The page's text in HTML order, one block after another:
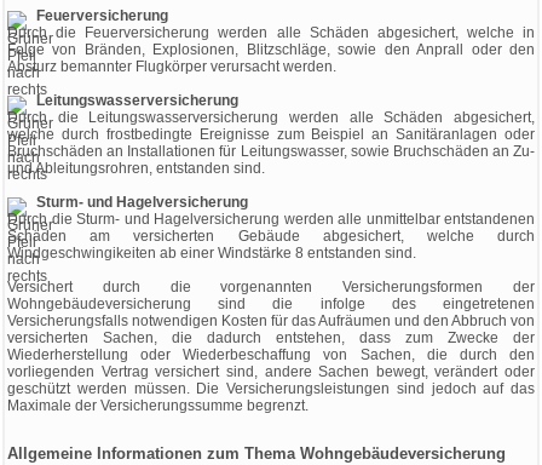
Feuerversicherung
Durch die Feuerversicherung werden alle Schäden abgesichert, welche in
Folge von Bränden, Explosionen, Blitzschläge, sowie den Anprall oder den
Absturz bemannter Flugkörper verursacht werden.
Leitungswasserversicherung
Durch die Leitungswasserversicherung werden alle Schäden abgesichert,
welche durch frostbedingte Ereignisse zum Beispiel an Sanitäranlagen oder
Bruchschäden an Installationen für Leitungswasser, sowie Bruchschäden an Zu-
und Ableitungsrohren, entstanden sind.
Sturm- und Hagelversicherung
Durch die Sturm- und Hagelversicherung werden alle unmittelbar entstandenen
Schäden am versicherten Gebäude abgesichert, welche durch
Windgeschwingikeiten ab einer Windstärke 8 entstanden sind.
Versichert durch die vorgenannten Versicherungsformen der
Wohngebäudeversicherung sind die infolge des eingetretenen
Versicherungsfalls notwendigen Kosten für das Aufräumen und den Abbruch von
versicherten Sachen, die dadurch entstehen, dass zum Zwecke der
Wiederherstellung oder Wiederbeschaffung von Sachen, die durch den
vorliegenden Vertrag versichert sind, andere Sachen bewegt, verändert oder
geschützt werden müssen. Die Versicherungsleistungen sind jedoch auf das
Maximale der Versicherungssumme begrenzt.
Allgemeine Informationen zum Thema Wohngebäudeversicherung